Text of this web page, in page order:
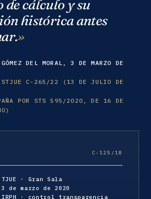
de cálculo y su
histórica antes
DEL MORAL, 3 DE MARZO DE
STJUE C-265/22 (13 DE JULIO DE
POR STS 595/2020, DE 16 DE
C-125/18
TJUE · Gran Sala
3 de marzo de 2020
IRPH · control transparencia